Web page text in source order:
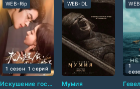
Искушение господина Фу
WEB-Rip
1 сезон 1 cерий
Мумия
WEB-DL
1